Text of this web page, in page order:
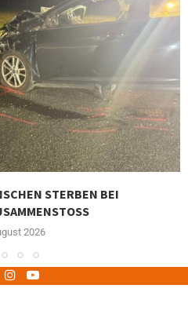
STERBEN BEI
2026